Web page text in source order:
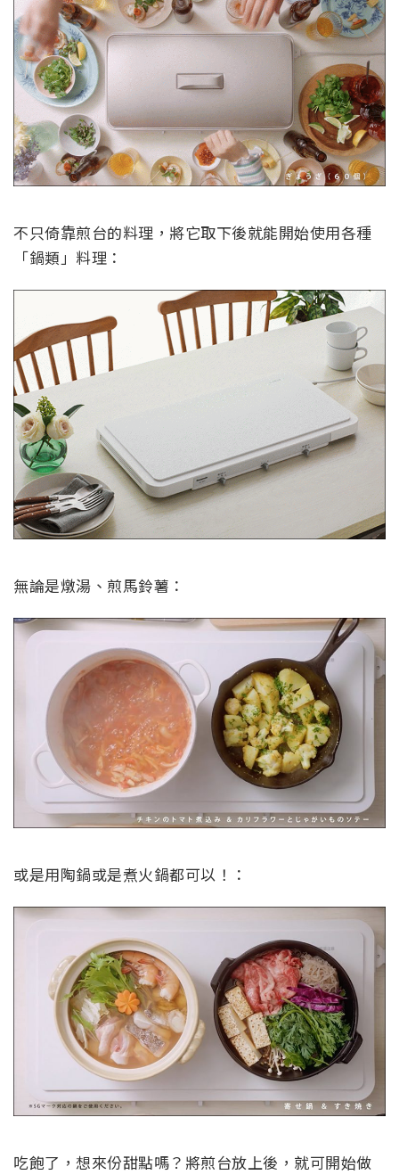
不只倚靠煎台的料理，將它取下後就能開始使用各種
「鍋類」料理：
無論是燉湯、煎馬鈴薯：
或是用陶鍋或是煮火鍋都可以！：
吃飽了，想來份甜點嗎？將煎台放上後，就可開始做